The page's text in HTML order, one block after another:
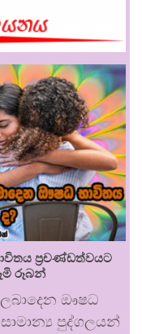
ප්‍රචණ්ඩත්වයට
රූබන්
ඖෂධ
පුද්ගලයන්